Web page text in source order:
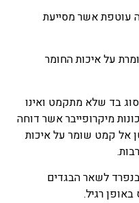
עוטפת אשר מסייעת
על איכות החומר
בד שלא מתקמט ואינו
מיקרופייבר אשר דוחה
אל קמט שומר על איכות
לשאר הבגדים
רגיל.